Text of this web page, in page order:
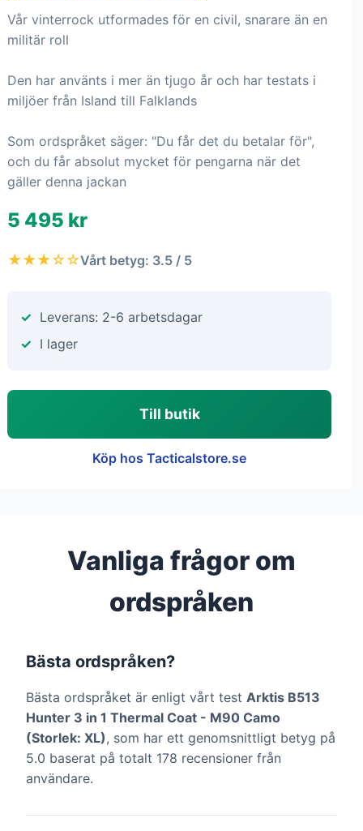
Vår vinterrock utformades för en civil, snarare än en
militär roll
Den har använts i mer än tjugo år och har testats i
miljöer från Island till Falklands
Som ordspråket säger: "Du får det du betalar för",
och du får absolut mycket för pengarna när det
gäller denna jackan
5 495 kr
★★★☆☆Vårt betyg: 3.5 / 5
Leverans: 2-6 arbetsdagar
I lager
Till butik
Köp hos Tacticalstore.se
Vanliga frågor om
ordspråken
Bästa ordspråken?
Bästa ordspråket är enligt vårt test Arktis B513
Hunter 3 in 1 Thermal Coat - M90 Camo
(Storlek: XL), som har ett genomsnittligt betyg på
5.0 baserat på totalt 178 recensioner från
användare.